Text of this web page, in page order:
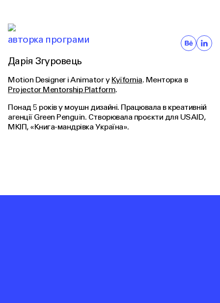
авторка програми
Дарія Згуровець
Motion Designer i Animator у Kyїfornia. Менторка в
Projector Mentorship Platform.
Понад 5 років у моушн дизайні. Працювала в креативній
агенції Green Penguin. Створювала проєкти для USAID,
MКІП, «Книга-мандрівка Україна».